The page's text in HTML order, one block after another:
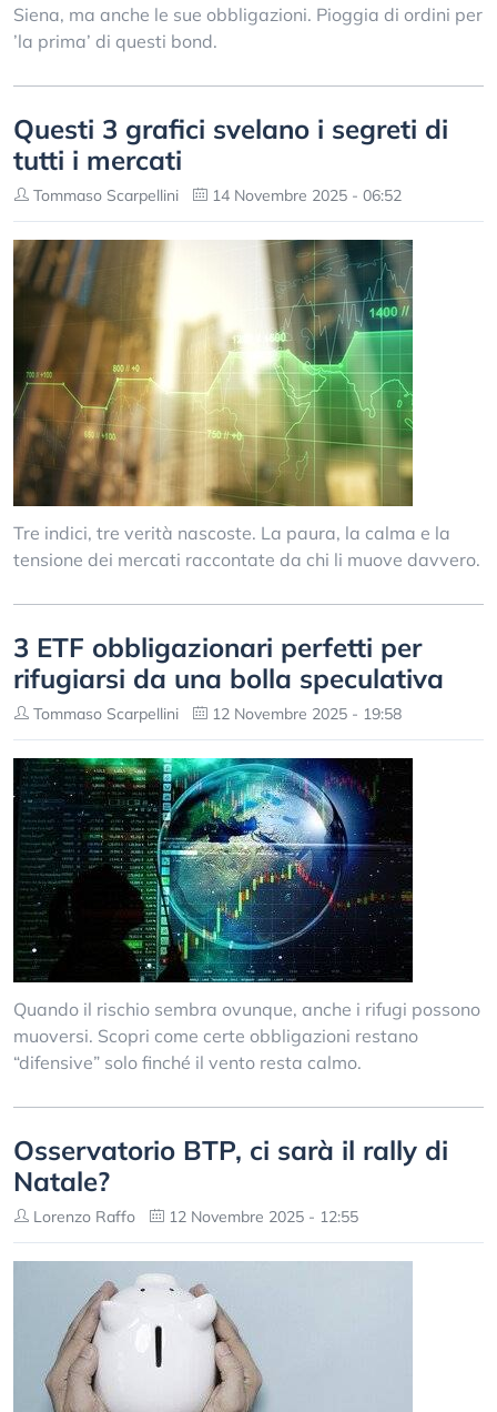
Siena, ma anche le sue obbligazioni. Pioggia di ordini per
’la prima’ di questi bond.
Questi 3 grafici svelano i segreti di
tutti i mercati
Tommaso Scarpellini 14 Novembre 2025 - 06:52
Tre indici, tre verità nascoste. La paura, la calma e la
tensione dei mercati raccontate da chi li muove davvero.
3 ETF obbligazionari perfetti per
rifugiarsi da una bolla speculativa
Tommaso Scarpellini 12 Novembre 2025 - 19:58
Quando il rischio sembra ovunque, anche i rifugi possono
muoversi. Scopri come certe obbligazioni restano
“difensive” solo finché il vento resta calmo.
Osservatorio BTP, ci sarà il rally di
Natale?
Lorenzo Raffo 12 Novembre 2025 - 12:55